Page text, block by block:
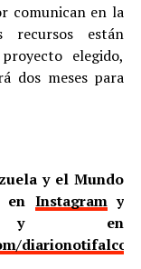
comunican en la
recursos están
elegido,
dos meses para
y el Mundo
en Instagramy
en